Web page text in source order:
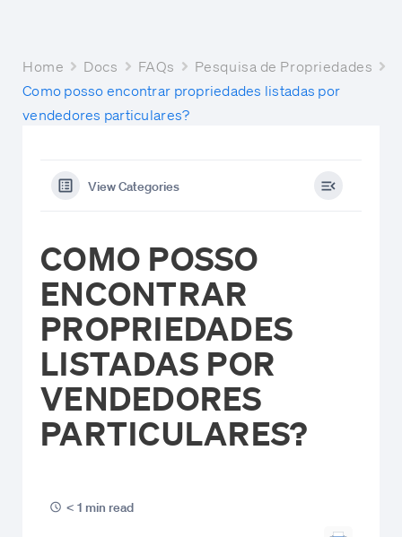
Home Docs FAQs
Pesquisa de Propriedades
Como posso encontrar propriedades listadas por
vendedores particulares?
View Categories
COMO POSSO
ENCONTRAR
PROPRIEDADES
LISTADAS POR
VENDEDORES
PARTICULARES?
< 1 min read